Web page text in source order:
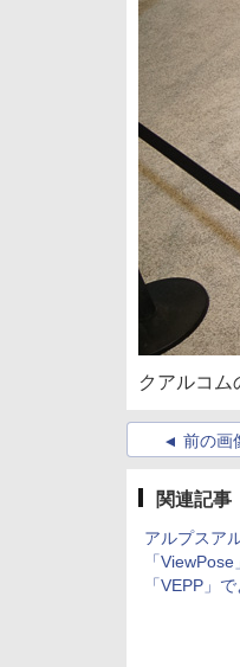
クアルコム
前の画
関連記事
アルプスア
「
「VEPP」